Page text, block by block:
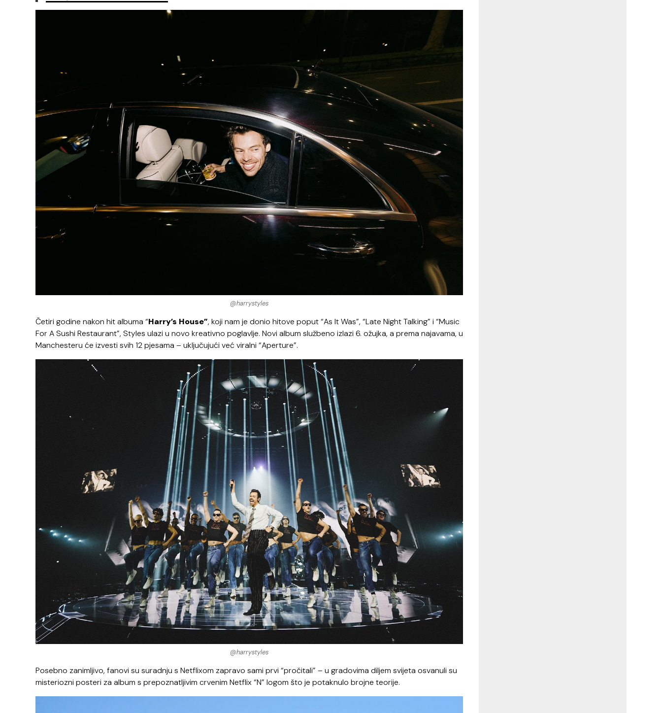
@harrystyles
Četiri godine nakon hit albuma “Harry’s House”, koji nam je donio hitove poput “As It Was”, “Late Night Talking” i “Music
For A Sushi Restaurant”, Styles ulazi u novo kreativno poglavlje. Novi album službeno izlazi 6. ožujka, a prema najavama, u
Manchesteru će izvesti svih 12 pjesama – uključujući već viralni “Aperture”.
@harrystyles
Posebno zanimljivo, fanovi su suradnju s Netflixom zapravo sami prvi “pročitali” – u gradovima diljem svijeta osvanuli su
misteriozni posteri za album s prepoznatljivim crvenim Netflix “N” logom što je potaknulo brojne teorije.